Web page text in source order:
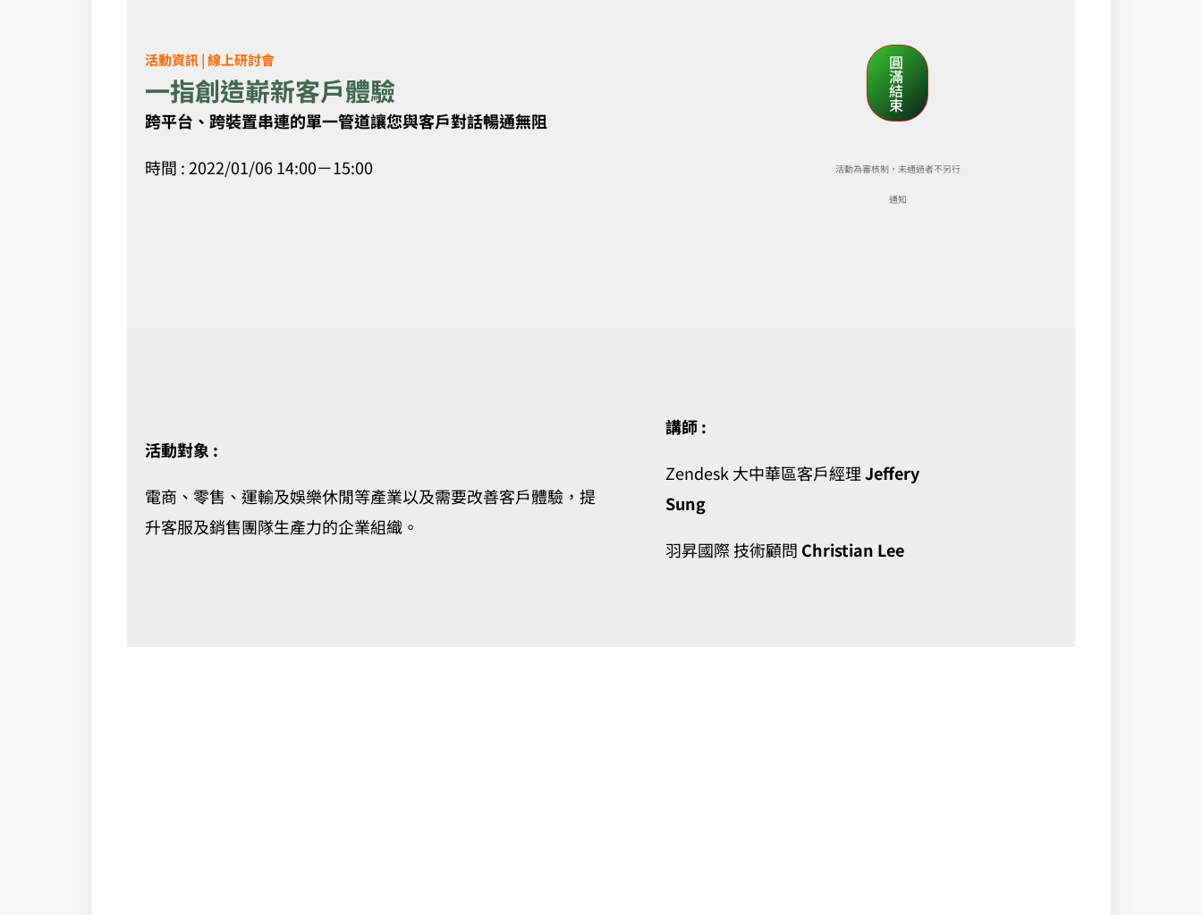
活動資訊 | 線上研討會
一指創造嶄新客戶體驗
跨平台、跨裝置串連的單一管道讓您與客戶對話暢通無阻
時間 : 2022/01/06 14:00－15:00
圓
滿
結
束
活動為審核制，未通過者不另行
通知
活動對象 :
電商、零售、運輸及娛樂休閒等產業以及需要改善客戶體驗，提
升客服及銷售團隊生產力的企業組織。
講師 :
Zendesk 大中華區客戶經理Jeffery
Sung
羽昇國際 技術顧問 Christian Lee